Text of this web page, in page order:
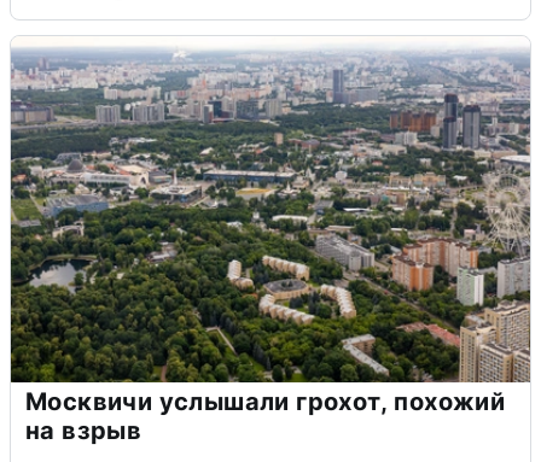
Москвичи услышали грохот, похожий
на взрыв